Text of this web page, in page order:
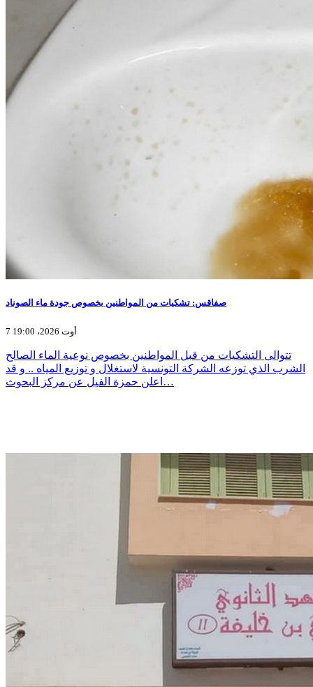
صفاقس: تشكيات من المواطنين بخصوص جودة ماء الصوناد
7 أوت 2026، 19:00
تتوالى التشكيات من قبل المواطنين بخصوص نوعية الماء الصالح
الشرب الذي توزعه الشركة التونسية لاستغلال و توزيع المياه .. و قد
اعلن حمزة الفيل عن مركز البحوث…